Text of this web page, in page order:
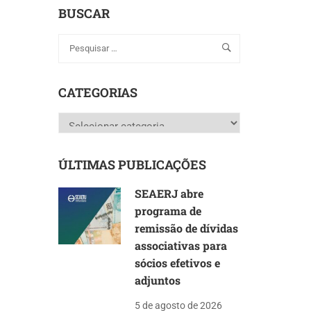
BUSCAR
CATEGORIAS
Categorias
ÚLTIMAS PUBLICAÇÕES
SEAERJ abre
programa de
remissão de dívidas
associativas para
sócios efetivos e
adjuntos
5 de agosto de 2026